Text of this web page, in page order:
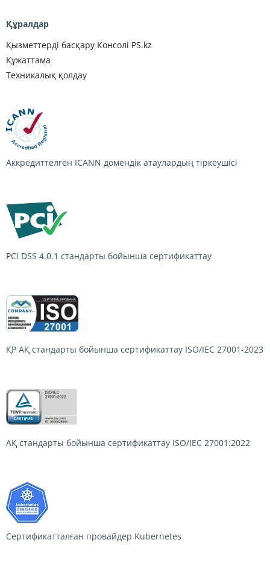
Құралдар
Қызметтерді басқару Консолі PS.kz
Құжаттама
Техникалық қолдау
Аккредиттелген ICANN домендік атаулардың тіркеушісі
PCI DSS 4.0.1 стандарты бойынша сертификаттау
ҚР АҚ стандарты бойынша сертификаттау ISO/IEC 27001-2023
АҚ стандарты бойынша сертификаттау ISO/IEC 27001:2022
Сертификатталған провайдер Kubernetes